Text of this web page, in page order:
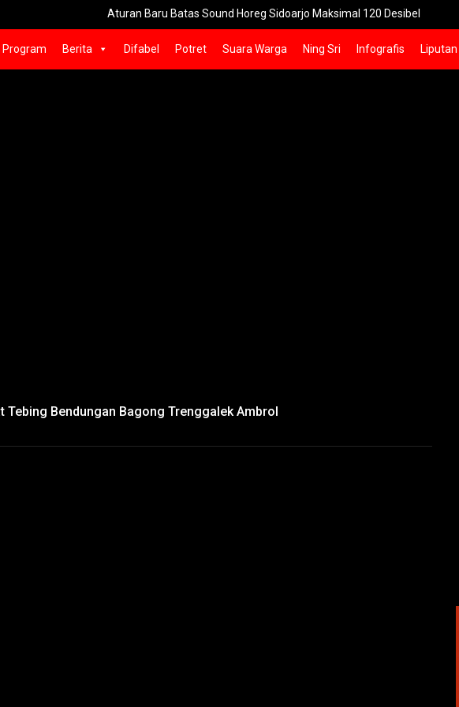
Aturan Baru Batas Sound Horeg Sidoarjo Maksimal 120 Desibel Menteri
Program Berita Difabel Potret Suara Warga Ning Sri Infografis
Tebing Bendungan Bagong Trenggalek Ambrol